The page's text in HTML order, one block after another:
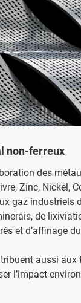
non-ferreux
des
Zinc, Nickel,
gaz industriels
de
et d’affinage
aussi aux
l’impact